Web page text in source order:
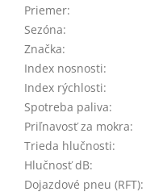
Priemer:
Sezóna:
Značka:
Index nosnosti:
Index rýchlosti:
Spotreba paliva:
Priľnavosť za mokra:
Trieda hlučnosti:
Hlučnosť dB:
Dojazdové pneu (RFT):